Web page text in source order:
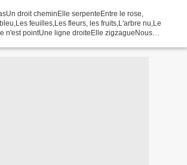
droit cheminElle serpenteEntre le rose,
feuilles,Les fleurs, les fruits,L'arbre nu,Le
n'est pointUne ligne droiteElle zigzagueNous